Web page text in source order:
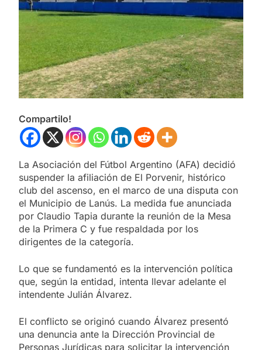
Compartilo!
La Asociación del Fútbol Argentino (AFA) decidió
suspender la afiliación de El Porvenir, histórico
club del ascenso, en el marco de una disputa con
el Municipio de Lanús. La medida fue anunciada
por Claudio Tapia durante la reunión de la Mesa
de la Primera C y fue respaldada por los
dirigentes de la categoría.
Lo que se fundamentó es la intervención política
que, según la entidad, intenta llevar adelante el
intendente Julián Álvarez.
El conflicto se originó cuando Álvarez presentó
una denuncia ante la Dirección Provincial de
Personas Jurídicas para solicitar la intervención